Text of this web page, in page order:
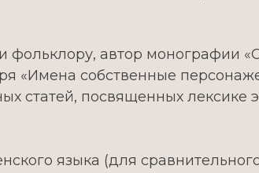
фольклору, автор монографии
«Имена собственные
статей, посвященных лексике
языка (для